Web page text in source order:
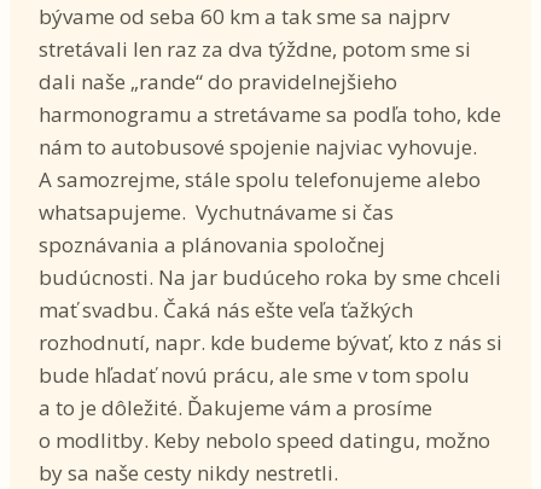
bývame od seba 60 km a tak sme sa najprv
stretávali len raz za dva týždne, potom sme si
dali naše „rande“ do pravidelnejšieho
harmonogramu a stretávame sa podľa toho, kde
nám to autobusové spojenie najviac vyhovuje.
A samozrejme, stále spolu telefonujeme alebo
whatsapujeme. Vychutnávame si čas
spoznávania a plánovania spoločnej
budúcnosti. Na jar budúceho roka by sme chceli
mať svadbu. Čaká nás ešte veľa ťažkých
rozhodnutí, napr. kde budeme bývať, kto z nás si
bude hľadať novú prácu, ale sme v tom spolu
a to je dôležité. Ďakujeme vám a prosíme
o modlitby. Keby nebolo speed datingu, možno
by sa naše cesty nikdy nestretli.